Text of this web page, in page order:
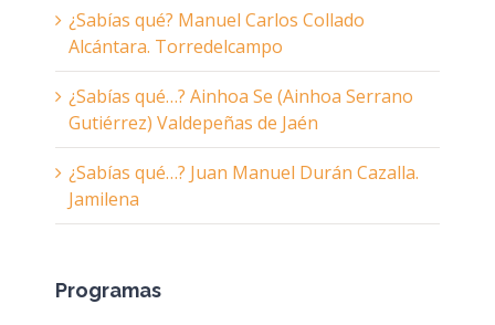
¿Sabías qué? Manuel Carlos Collado
Alcántara. Torredelcampo
¿Sabías qué…? Ainhoa Se (Ainhoa Serrano
Gutiérrez) Valdepeñas de Jaén
¿Sabías qué…? Juan Manuel Durán Cazalla.
Jamilena
Programas